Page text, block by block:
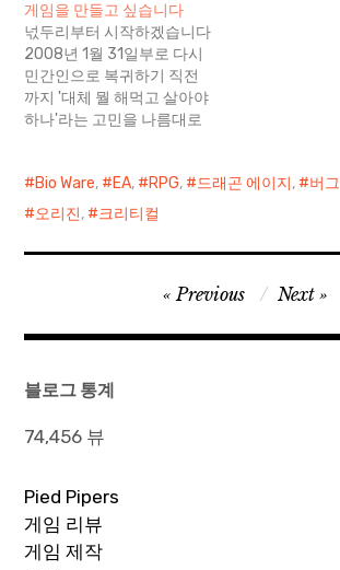
나의 게임을 집중해서 장시
간 플레이 하는 것은 30대의
직장인(그것도 애 아빠)에게
그리 쉬운 일은 아니다. 아무
리 게임을 좋아하는 사람이
라고 하더라도 직장 일에 치
게임을 만들고 싶습니다
넋두리부터 시작하겠습니다
2008년 1월 31일부로 다시
민간인으로 복귀하기 직전
까지 '대체 뭘 해먹고 살아야
하나'라는 고민을 나름대로
러 스킬들-별로 대단한건 아
니지만, 그래도 나름 공군 중
일반 회사에 취직해서 평범
사실 아직까지 뿌리치진 못
하게 먹어버린 나이…
Bio Ware, EA, RPG, 드래곤 에이지, 버그
오리진, 크리티컬
탐
Previous Next
블로그 통계
74,456 뷰
Pied Pipers
게임 리뷰
게임 제작